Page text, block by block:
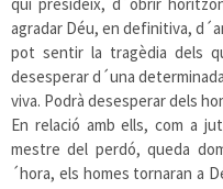
agradar Déu, en definitiva,
pot sentir la tragèdia dels
desesperar d´una
viva. Podrà desesperar dels
En relació amb ells, com a
mestre del perdó, queda
´hora, els homes tornaran a